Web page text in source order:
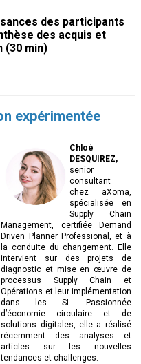
des participants
des acquis et
(30 min)
expérimentée
Chloé
DESQUIREZ,
senior
consultant
chez aXoma,
spécialisée en
Supply Chain
Management, certifiée Demand
Driven Planner Professional, et à
la conduite du changement. Elle
intervient sur des projets de
diagnostic et mise en œuvre de
processus Supply Chain et
Opérations et leur implémentation
dans les SI. Passionnée
d’économie circulaire et de
solutions digitales, elle a réalisé
récemment des analyses et
articles sur les nouvelles
tendances et challenges.